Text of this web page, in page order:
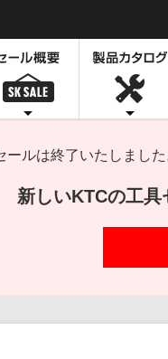
ールは終了いたしまし
新しいKTCの工具